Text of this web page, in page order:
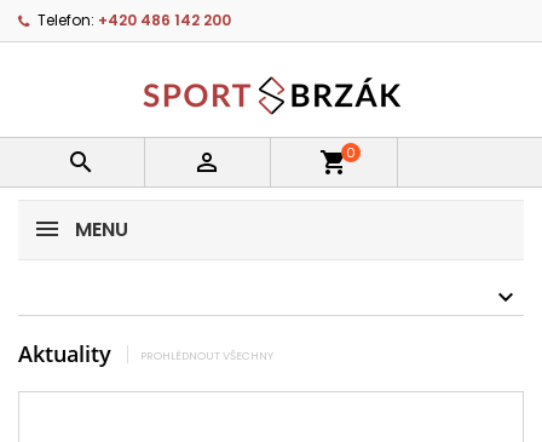
Telefon: +420 486 142 200
  shopping_cart0
MENU
Aktuality PROHLÉDNOUT VŠECHNY